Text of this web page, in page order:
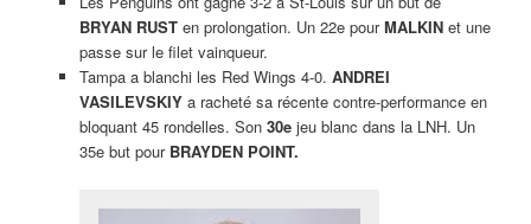
BRYAN RUSTen prolongation. Un 22e pourMALKINet une
passe sur le filet vainqueur.
Tampa a blanchi les Red Wings 4-0. ANDREI
VASILEVSKIYa racheté sa récente contre-performance en
bloquant 45 rondelles. Son 30ejeu blanc dans la LNH. Un
35e but pour BRAYDEN POINT.